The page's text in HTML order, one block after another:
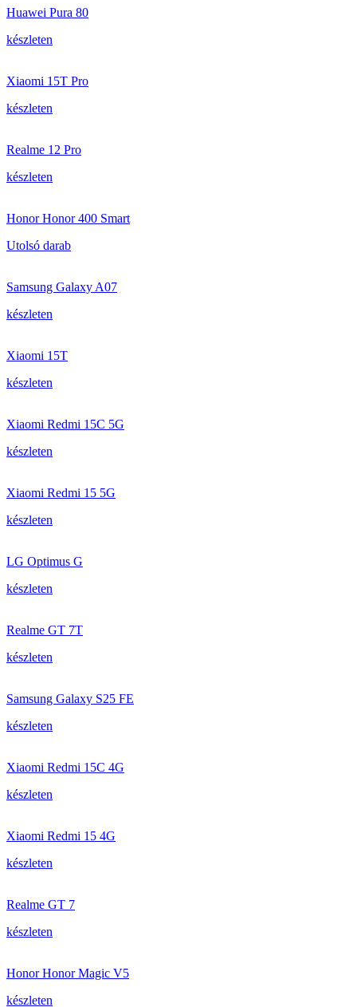
Huawei Pura 80
készleten
Xiaomi 15T Pro
készleten
Realme 12 Pro
készleten
Honor Honor 400 Smart
Utolsó darab
Samsung Galaxy A07
készleten
Xiaomi 15T
készleten
Xiaomi Redmi 15C 5G
készleten
Xiaomi Redmi 15 5G
készleten
LG Optimus G
készleten
Realme GT 7T
készleten
Samsung Galaxy S25 FE
készleten
Xiaomi Redmi 15C 4G
készleten
Xiaomi Redmi 15 4G
készleten
Realme GT 7
készleten
Honor Honor Magic V5
készleten